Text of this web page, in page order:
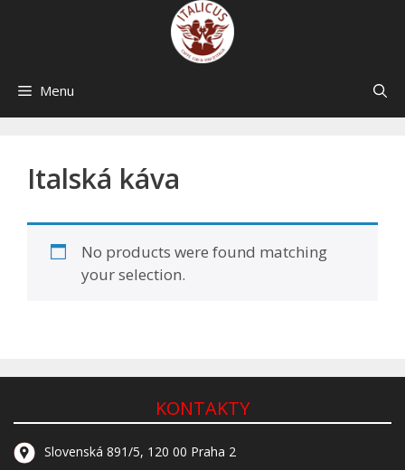
Menu
Italská káva
No products were found matching
your selection.
KONTAKTY
Slovenská 891/5, 120 00 Praha 2